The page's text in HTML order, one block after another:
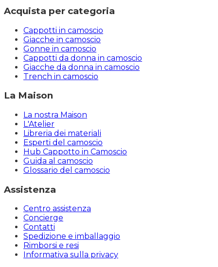
Acquista per categoria
Cappotti in camoscio
Giacche in camoscio
Gonne in camoscio
Cappotti da donna in camoscio
Giacche da donna in camoscio
Trench in camoscio
La Maison
La nostra Maison
L'Atelier
Libreria dei materiali
Esperti del camoscio
Hub Cappotto in Camoscio
Guida al camoscio
Glossario del camoscio
Assistenza
Centro assistenza
Concierge
Contatti
Spedizione e imballaggio
Rimborsi e resi
Informativa sulla privacy